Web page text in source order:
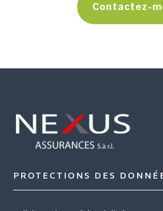
Contactez-
PROTECTIONS DES